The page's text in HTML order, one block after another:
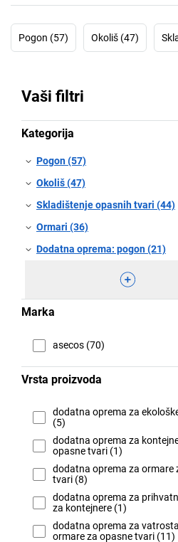
Pogon (57) Okoliš (47)
Vaši filtri
Kategorija
Pogon (57)
Okoliš (47)
Skladištenje opasnih tvari (44)
Ormari (36)
Dodatna oprema: pogon (21)
Marka
asecos (70)
Vrsta proizvoda
dodatna oprema za
(5)
dodatna oprema za
opasne tvari (1)
dodatna oprema za ormare
tvari (8)
dodatna oprema za
za kontejnere (1)
dodatna oprema za
ormare za opasne tvari (11)